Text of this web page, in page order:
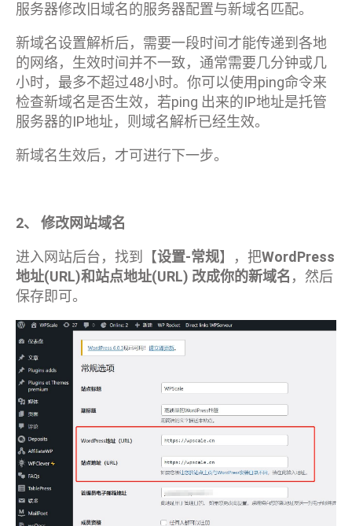
服务器修改旧域名的服务器配置与新域名匹配。
新域名设置解析后，需要一段时间才能传递到各地
的网络，生效时间并不一致，通常需要几分钟或几
小时，最多不超过48小时。你可以使用ping命令来
检查新域名是否生效，若ping 出来的IP地址是托管
服务器的IP地址，则域名解析已经生效。
新域名生效后，才可进行下一步。
2、 修改网站域名
进入网站后台，找到【设置-常规】，把WordPress
地址(URL)和站点地址(URL) 改成你的新域名 ，然后
保存即可。